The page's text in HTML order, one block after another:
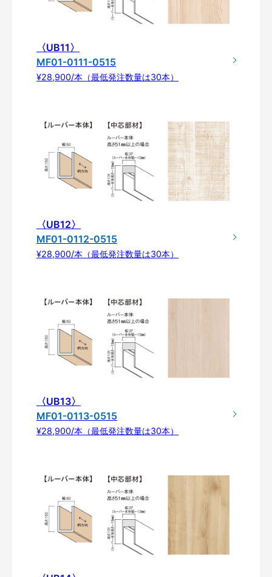
〈UB11〉
MF01-0111-0515
¥28,900/本（最低発注数量は30本）
〈UB12〉
MF01-0112-0515
¥28,900/本（最低発注数量は30本）
〈UB13〉
MF01-0113-0515
¥28,900/本（最低発注数量は30本）